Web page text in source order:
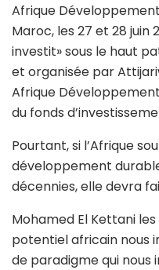
Afrique
Maroc, les 27 et 28 juin
investit» sous le haut
et organisée par
Afrique
du fonds
Pourtant, si l’Afrique
développement
décennies, elle devra
Mohamed El Kettani
potentiel africain nous
de paradigme qui